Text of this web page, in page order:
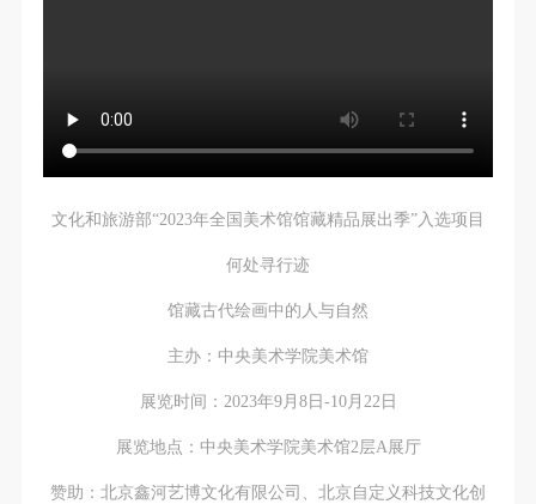
文化和旅游部“2023年全国美术馆馆藏精品展出季”入选项目
何处寻行迹
馆藏古代绘画中的人与自然
主办：中央美术学院美术馆
展览时间：2023年9月8日-10月22日
展览地点：中央美术学院美术馆2层A展厅
赞助：北京鑫河艺博文化有限公司、北京自定义科技文化创